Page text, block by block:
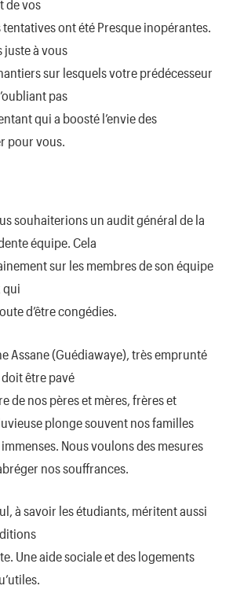
de vos
ont été Presque inopérantes.
juste à vous
sur lesquels votre prédécesseur
pas
qui a boosté l’envie des
pour vous.
souhaiterions un audit général de la
équipe. Cela
sur les membres de son équipe
qui
d’être congédies.
Assane (Guédiawaye), très emprunté
être pavé
de nos pères et mères, frères et
plonge souvent nos familles
Nous voulons des mesures
nos souffrances.
à savoir les étudiants, méritent aussi
Une aide sociale et des logements